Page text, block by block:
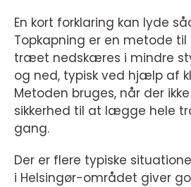
En kort forklaring kan lyde
Topkapning er en metode
træet nedskæres i mindre
og ned, typisk ved hjælp af
Metoden bruges, når der
sikkerhed til at lægge hele
gang.
Der er flere typiske
i Helsingør-området giver